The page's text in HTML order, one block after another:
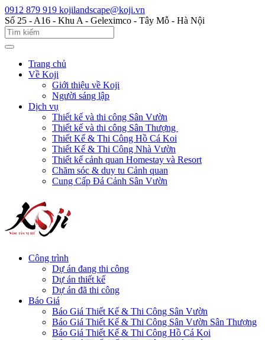
0912 879 919 kojilandscape@koji.vn
Số 25 - A16 - Khu A - Geleximco - Tây Mỗ - Hà Nội
Trang chủ
Về Koji
Giới thiệu về Koji
Người sáng lập
Dịch vụ
Thiết kế và thi công Sân Vườn
Thiết kế và thi công Sân Thượng
Thiết Kế & Thi Công Hồ Cá Koi
Thiết Kế & Thi Công Nhà Vườn
Thiết kế cảnh quan Homestay và Resort
Chăm sóc & duy tu Cảnh quan
Cung Cấp Đá Cảnh Sân Vườn
Công trình
Dự án đang thi công
Dự án thiết kế
Dự án đã thi công
Báo Giá
Báo Giá Thiết Kế & Thi Công Sân Vườn
Báo Giá Thiết Kế & Thi Công Sân Vườn Sân Thượng
Báo Giá Thiết Kế & Thi Công Hồ Cá Koi